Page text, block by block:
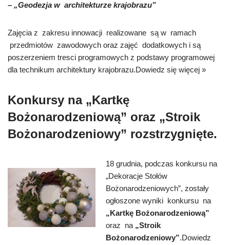
– „Geodezja w architekturze krajobrazu”
Zajęcia z zakresu innowacji realizowane są w ramach
przedmiotów zawodowych oraz zajęć dodatkowych i są
poszerzeniem tresci programowych z podstawy programowej
dla technikum architektury krajobrazu.Dowiedz się więcej »
Konkursy na „Kartkę
Bożonarodzeniową” oraz „Stroik
Bożonarodzeniowy” rozstrzygnięte.
18 grudnia, podczas konkursu na
„Dekoracje Stołów
Bożonarodzeniowych”, zostały
ogłoszone wyniki konkursu na
„Kartkę Bożonarodzeniową”
oraz na „Stroik
Bożonarodzeniowy”.Dowiedz